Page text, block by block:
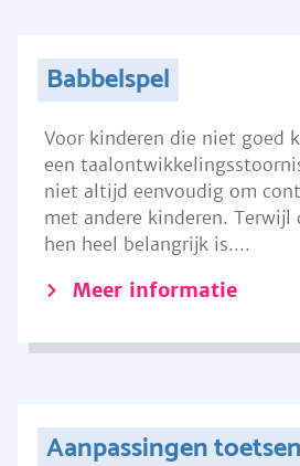
Babbelspel
Voor kinderen die niet goed
een
niet altijd eenvoudig om
met andere kinderen.
hen heel belangrijk is....
Meer informatie
Aanpassingen